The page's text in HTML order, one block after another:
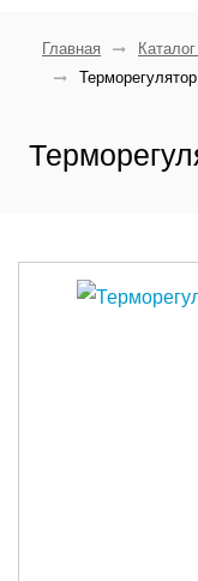
Главная